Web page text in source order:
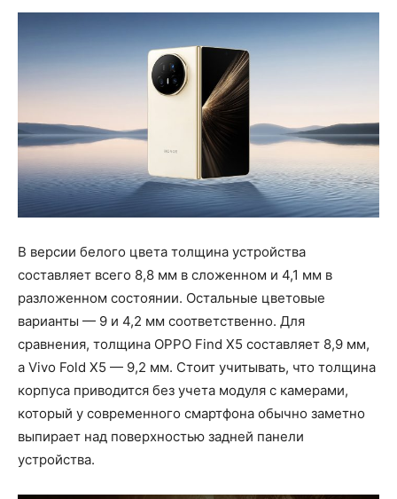
В версии белого цвета толщина устройства
составляет всего 8,8 мм в сложенном и 4,1 мм в
разложенном состоянии. Остальные цветовые
варианты — 9 и 4,2 мм соответственно. Для
сравнения, толщина OPPO Find X5 составляет 8,9 мм,
а Vivo Fold X5 — 9,2 мм. Стоит учитывать, что толщина
корпуса приводится без учета модуля с камерами,
который у современного смартфона обычно заметно
выпирает над поверхностью задней панели
устройства.